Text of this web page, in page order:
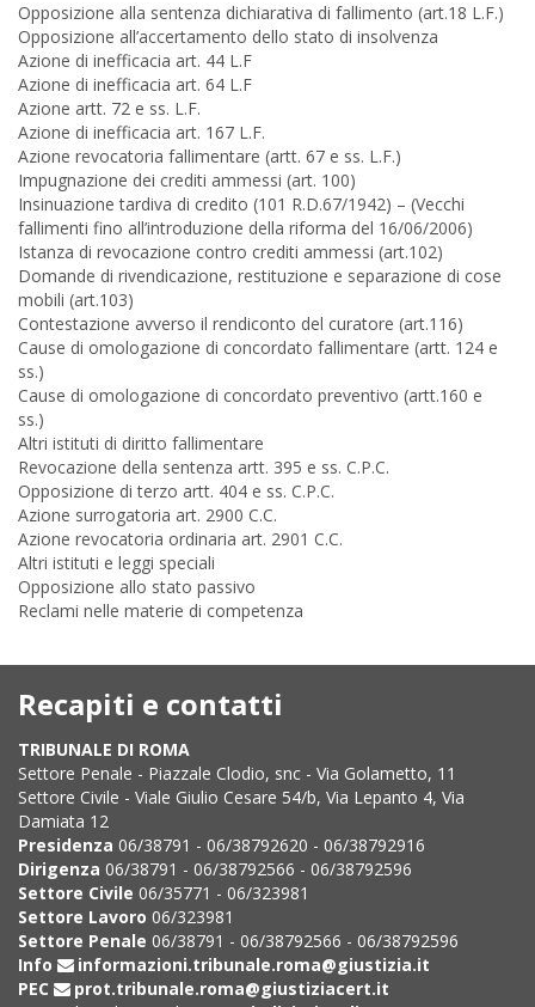
Opposizione alla sentenza dichiarativa di fallimento (art.18 L.F.)
Opposizione all’accertamento dello stato di insolvenza
Azione di inefficacia art. 44 L.F
Azione di inefficacia art. 64 L.F
Azione artt. 72 e ss. L.F.
Azione di inefficacia art. 167 L.F.
Azione revocatoria fallimentare (artt. 67 e ss. L.F.)
Impugnazione dei crediti ammessi (art. 100)
Insinuazione tardiva di credito (101 R.D.67/1942) – (Vecchi
fallimenti fino all’introduzione della riforma del 16/06/2006)
Istanza di revocazione contro crediti ammessi (art.102)
Domande di rivendicazione, restituzione e separazione di cose
mobili (art.103)
Contestazione avverso il rendiconto del curatore (art.116)
Cause di omologazione di concordato fallimentare (artt. 124 e
ss.)
Cause di omologazione di concordato preventivo (artt.160 e
ss.)
Altri istituti di diritto fallimentare
Revocazione della sentenza artt. 395 e ss. C.P.C.
Opposizione di terzo artt. 404 e ss. C.P.C.
Azione surrogatoria art. 2900 C.C.
Azione revocatoria ordinaria art. 2901 C.C.
Altri istituti e leggi speciali
Opposizione allo stato passivo
Reclami nelle materie di competenza
Recapiti e contatti
TRIBUNALE DI ROMA
Settore Penale - Piazzale Clodio, snc - Via Golametto, 11
Settore Civile - Viale Giulio Cesare 54/b, Via Lepanto 4, Via
Damiata 12
Presidenza 06/38791 - 06/38792620 - 06/38792916
Dirigenza 06/38791 - 06/38792566 - 06/38792596
Settore Civile 06/35771 - 06/323981
Settore Lavoro 06/323981
Settore Penale 06/38791 - 06/38792566 - 06/38792596
Info
informazioni.tribunale.roma@giustizia.it
PEC
prot.tribunale.roma@giustiziacert.it